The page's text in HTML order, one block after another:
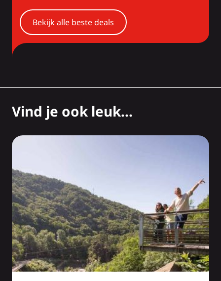
Bekijk alle beste deals
Vind je ook leuk...